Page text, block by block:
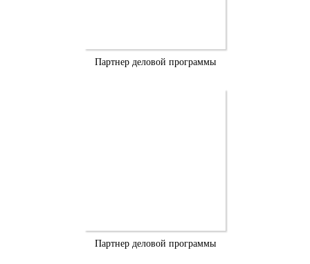
Партнер деловой программы
Партнер деловой программы